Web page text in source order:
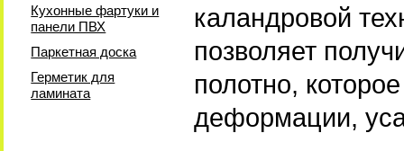
Кухонные фартуки и
панели ПВХ
Паркетная доска
Герметик для
ламината
каландровой
позволяет
полотно,
деформации,